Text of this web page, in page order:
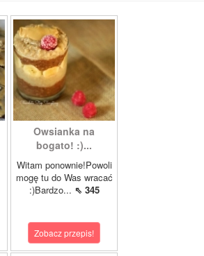
Owsianka na
bogato! :)...
Witam ponownie!Powoli
mogę tu do Was wracać
:)Bardzo... ⇖ 345
Zobacz przepis!